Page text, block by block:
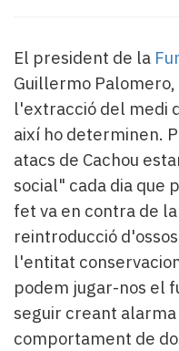
patrocinat
Lo
més
llegit...
Editorial
El president de la
Guillermo
l'extracció del medi
així ho determinen.
atacs de Cachou
social" cada dia que
fet va en contra de
reintroducció
l'entitat
podem jugar-nos el
seguir creant
comportament de